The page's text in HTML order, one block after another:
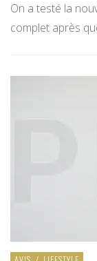
On a testé la
complet après